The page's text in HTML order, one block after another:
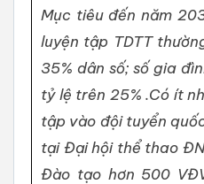
Mục tiêu đến năm
luyện tập TDTT
35% dân số; số gia
tỷ lệ trên 25% .Có ít
tập vào đội tuyển
tại Đại hội thể thao
Đào tạo hơn 500